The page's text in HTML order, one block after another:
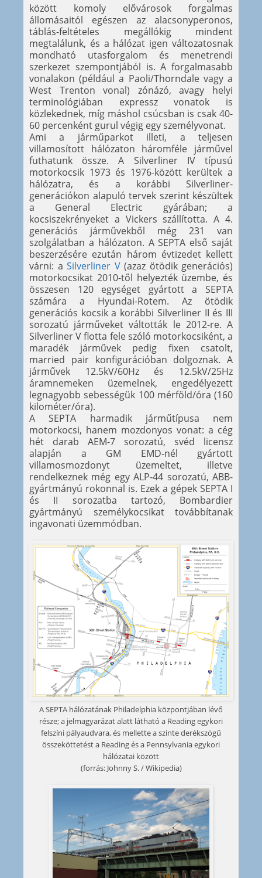
között komoly elővárosok forgalmas
állomásaitól egészen az alacsonyperonos,
táblás-feltételes megállókig mindent
megtalálunk, és a hálózat igen változatosnak
mondható utasforgalom és menetrendi
szerkezet szempontjából is. A forgalmasabb
vonalakon (például a Paoli/Thorndale vagy a
West Trenton vonal) zónázó, avagy helyi
terminológiában expressz vonatok is
közlekednek, míg máshol csúcsban is csak 40-
60 percenként gurul végig egy személyvonat.
Ami a járműparkot illeti, a teljesen
villamosított hálózaton háromféle járművel
futhatunk össze. A Silverliner IV típusú
motorkocsik 1973 és 1976-között kerültek a
hálózatra, és a korábbi Silverliner-
generációkon alapuló tervek szerint készültek
a General Electric gyárában; a
kocsiszekrényeket a Vickers szállította. A 4.
generációs járművekből még 231 van
szolgálatban a hálózaton. A SEPTA első saját
beszerzésére ezután három évtizedet kellett
várni: a Silverliner V(azaz ötödik generációs)
motorkocsikat 2010-től helyezték üzembe, és
összesen 120 egységet gyártott a SEPTA
számára a Hyundai-Rotem. Az ötödik
generációs kocsik a korábbi Silverliner II és III
sorozatú járműveket váltották le 2012-re. A
Silverliner V flotta fele szóló motorkocsiként, a
maradék járművek pedig fixen csatolt,
married pair konfigurációban dolgoznak. A
járművek 12.5kV/60Hz és 12.5kV/25Hz
áramnemeken üzemelnek, engedélyezett
legnagyobb sebességük 100 mérföld/óra (160
kilométer/óra).
A SEPTA harmadik járműtípusa nem
motorkocsi, hanem mozdonyos vonat: a cég
hét darab AEM-7 sorozatú, svéd licensz
alapján a GM EMD-nél gyártott
villamosmozdonyt üzemeltet, illetve
rendelkeznek még egy ALP-44 sorozatú, ABB-
gyártmányú rokonnal is. Ezek a gépek SEPTA I
és II sorozatba tartozó, Bombardier
gyártmányú személykocsikat továbbítanak
ingavonati üzemmódban.
A SEPTA hálózatának Philadelphia központjában lévő
része; a jelmagyarázat alatt látható a Reading egykori
felszíni pályaudvara, és mellette a szinte derékszögű
összeköttetést a Reading és a Pennsylvania egykori
hálózatai között
(forrás: Johnny S. / Wikipedia)